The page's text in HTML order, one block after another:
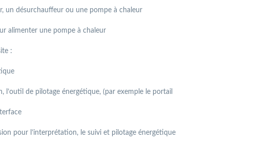
un désurchauffeur ou une pompe à chaleur
alimenter une pompe à chaleur
:
l’outil de pilotage énergétique, (par exemple le portail
pour l’interprétation, le suivi et pilotage énergétique